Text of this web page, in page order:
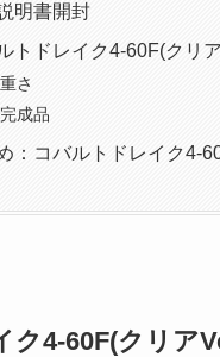
明書開封
トドレイク4-60F(クリ
重さ
完成品
：コバルトドレイク4-
ク4-60F(クリア